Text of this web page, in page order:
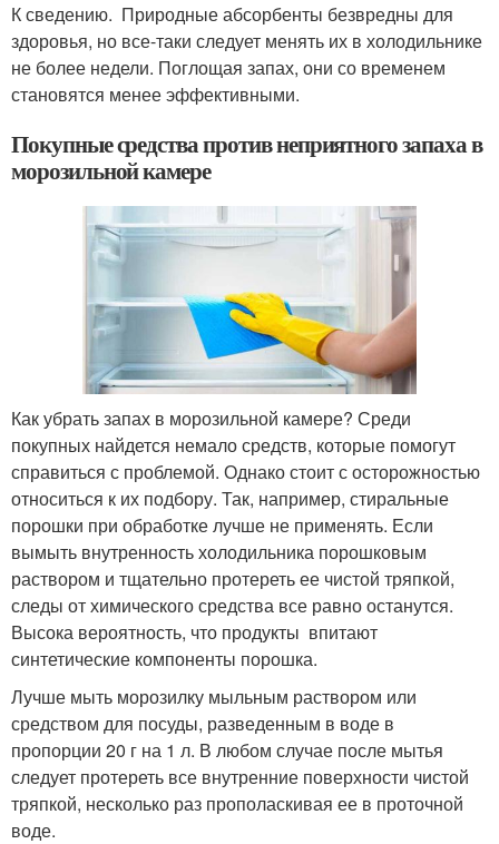
К сведению. Природные абсорбенты безвредны для
здоровья, но все-таки следует менять их в холодильнике
не более недели. Поглощая запах, они со временем
становятся менее эффективными.
Покупные средства против неприятного запаха в
морозильной камере
Как убрать запах в морозильной камере? Среди
покупных найдется немало средств, которые помогут
справиться с проблемой. Однако стоит с осторожностью
относиться к их подбору. Так, например, стиральные
порошки при обработке лучше не применять. Если
вымыть внутренность холодильника порошковым
раствором и тщательно протереть ее чистой тряпкой,
следы от химического средства все равно останутся.
Высока вероятность, что продукты впитают
синтетические компоненты порошка.
Лучше мыть морозилку мыльным раствором или
средством для посуды, разведенным в воде в
пропорции 20 г на 1 л. В любом случае после мытья
следует протереть все внутренние поверхности чистой
тряпкой, несколько раз прополаскивая ее в проточной
воде.